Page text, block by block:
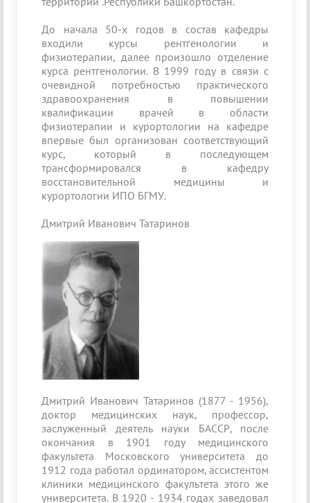
До начала 50-х годов в состав кафедры
входили курсы рентгенологии и
физиотерапии, далее произошло отделение
курса рентгенологии. В 1999 году в связи с
очевидной потребностью практического
здравоохранения в повышении
квалификации врачей в области
физиотерапии и курортологии на кафедре
впервые был организован соответствующий
курс, который в последующем
трансформировался в кафедру
восстановительной медицины и
курортологии ИПО БГМУ.
Дмитрий Иванович Татаринов
Дмитрий Иванович Татаринов (1877 - 1956),
доктор медицинских наук, профессор,
заслуженный деятель науки БАССР, после
окончания в 1901 году медицинского
факультета Московского университета до
1912 года работал ординатором, ассистентом
клиники медицинского факуль­тета этого же
университета. В 1920 - 1934 годах заведовал